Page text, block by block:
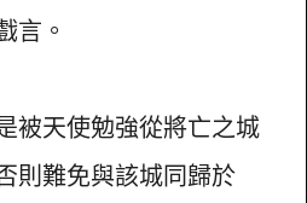
言。
被天使勉強從將亡之城
則難免與該城同歸於